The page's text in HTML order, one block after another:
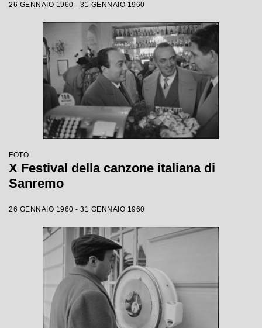
26 GENNAIO 1960 - 31 GENNAIO 1960
FOTO
X Festival della canzone italiana di
Sanremo
26 GENNAIO 1960 - 31 GENNAIO 1960